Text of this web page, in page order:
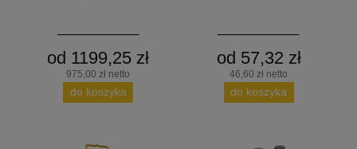
od 1199,25 zł
975,00 zł netto
do koszyka
od 57,32 zł
46,60 zł netto
do koszyka